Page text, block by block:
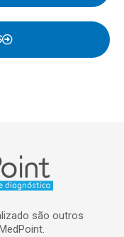
são outros